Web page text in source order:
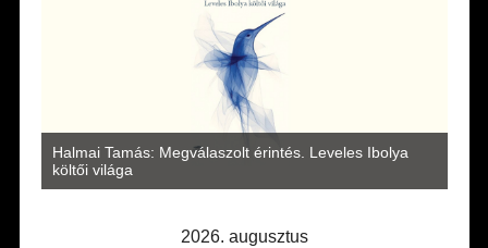
Halmai Tamás: Megválaszolt érintés. Leveles Ibolya
költői világa
2026. augusztus